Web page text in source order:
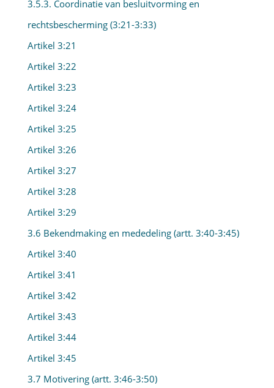
3.5.3. Coordinatie van besluitvorming en
rechtsbescherming (3:21-3:33)
Artikel 3:21
Artikel 3:22
Artikel 3:23
Artikel 3:24
Artikel 3:25
Artikel 3:26
Artikel 3:27
Artikel 3:28
Artikel 3:29
3.6 Bekendmaking en mededeling (artt. 3:40-3:45)
Artikel 3:40
Artikel 3:41
Artikel 3:42
Artikel 3:43
Artikel 3:44
Artikel 3:45
3.7 Motivering (artt. 3:46-3:50)